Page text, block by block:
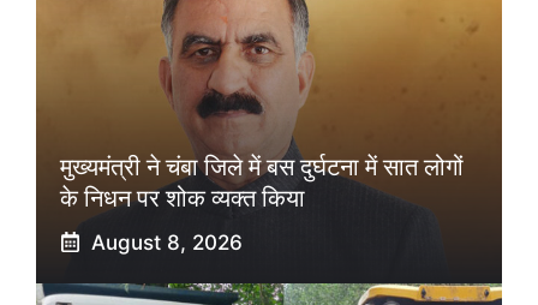
मुख्यमंत्री ने चंबा जिले में बस दुर्घटना में सात लोगों
के निधन पर शोक व्यक्त किया
August 8, 2026